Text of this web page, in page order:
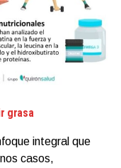
grasa
integral que
casos,